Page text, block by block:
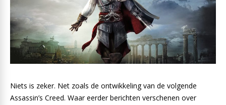
Niets is zeker. Net zoals de ontwikkeling van de volgende
Assassin’s Creed. Waar eerder berichten verschenen over